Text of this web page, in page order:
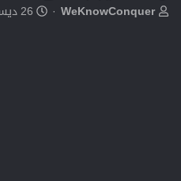
بWeKnowConquer
ت26 ديسمبر 2024